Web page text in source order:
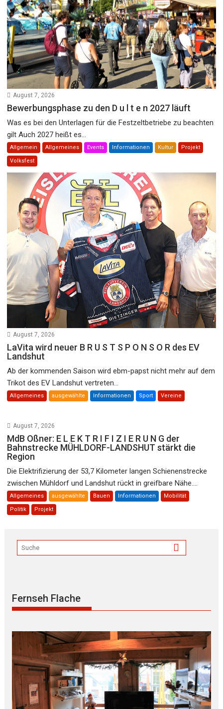
August 7, 2026
Bewerbungsphase zu den D u l t e n 2027 läuft
Was es bei den Unterlagen für die Festzeltbetriebe zu beachten
gilt Auch 2027 heißt es...
Allgemein Allgemeines Events Informationen Kultur Projekt
Volksfest
August 7, 2026
LaVita wird neuer B R U S T S P O N S O R des EV
Landshut
Ab der kommenden Saison wird ebm-papst nicht mehr auf dem
Trikot des EV Landshut vertreten...
Allgemeines ausgewählte Informationen Sport Vereine
August 7, 2026
MdB Oßner: E L E K T R I F I Z I E R U N G der
Bahnstrecke MÜHLDORF-LANDSHUT stärkt die
Region
Die Elektrifizierung der 53,7 Kilometer langen Schienenstrecke
zwischen Mühldorf und Landshut rückt in greifbare Nähe....
Allgemeines ausgewählte Bauen Informationen Mobilität
Politik Projekt
Fernseh Flache